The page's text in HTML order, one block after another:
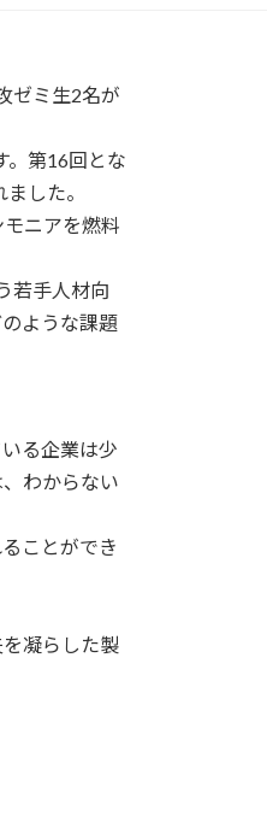
ゼミ生2名が
。第16回とな
した。
ニアを燃料
若手人材向
ような課題
る企業は少
わからない
ことができ
凝らした製